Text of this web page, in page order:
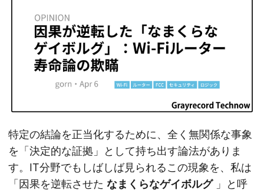
特定の結論を正当化するために、全く無関係な事象
を「決定的な証拠」として持ち出す論法がありま
す。IT分野でもしばしば見られるこの現象を、私は
「因果を逆転させた なまくらなゲイボルグ」と呼